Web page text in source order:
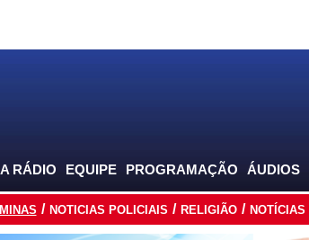
A RÁDIO EQUIPE PROGRAMAÇÃO ÁUDIOS
NOTICIAS POLICIAIS RELIGIÃO NOTÍCIAS